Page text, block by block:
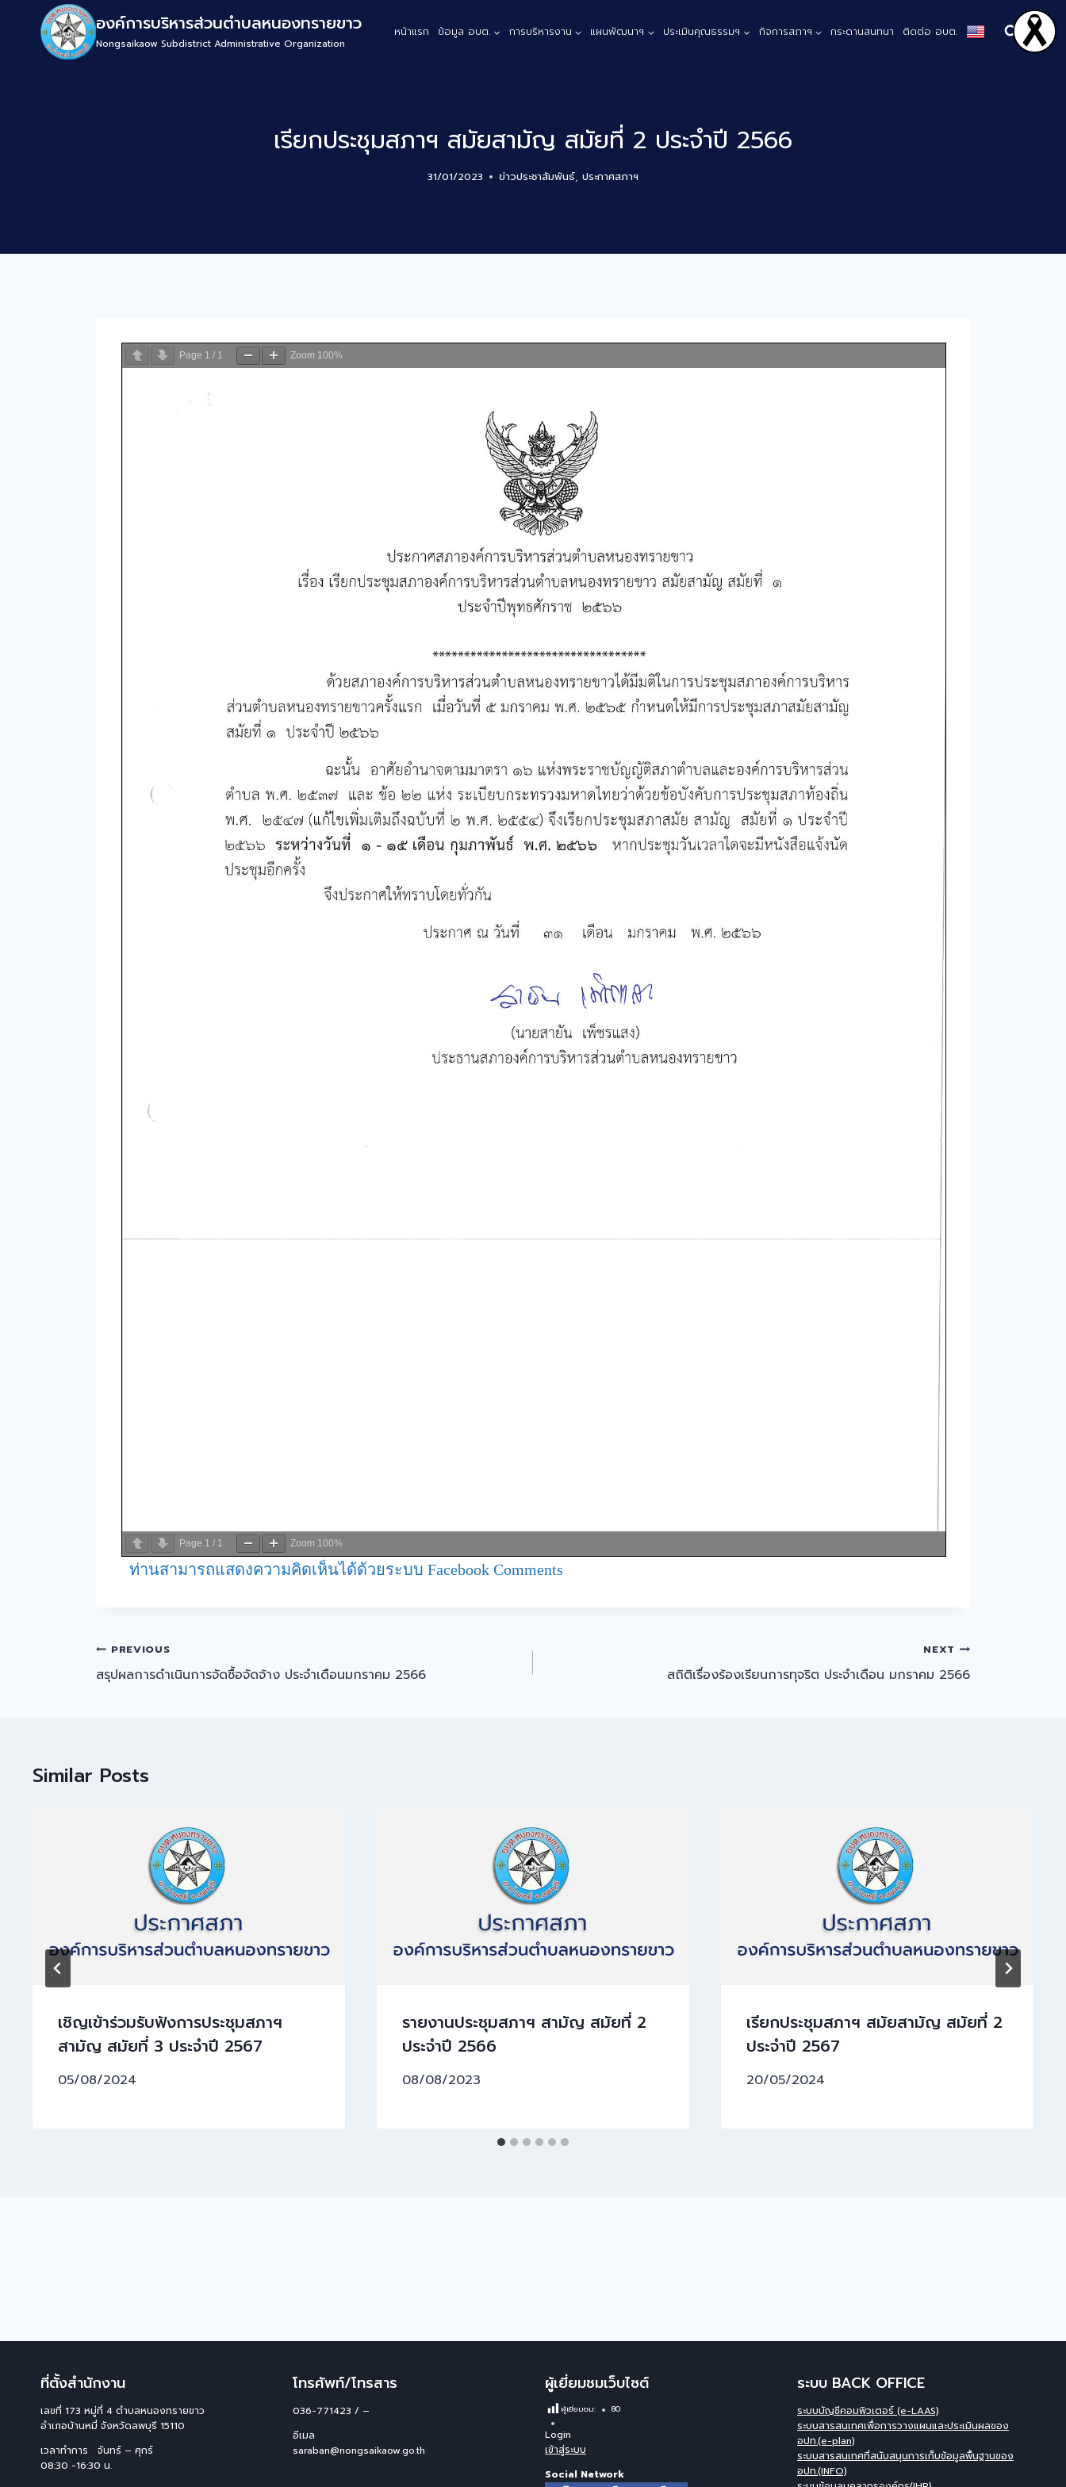
องค์การบริหารส่วนตำบลหนองทรายขาว
Nongsaikaow Subdistrict Administrative Organization
หน้าแรก ข้อมูล อบต. การบริหารงาน แผนพัฒนาฯ ประเมินคุณธรรมฯ กิจการสภาฯ กระดานสนทนา ติดต่อ อบต.
เรียกประชุมสภาฯ สมัยสามัญ สมัยที่ 2 ประจำปี 2566
31/01/2023 ข่าวประชาสัมพันธ์, ประกาศสภาฯ
Page 1 / 1 Zoom 100%
Page 1 / 1 Zoom 100%
ท่านสามารถแสดงความคิดเห็นได้ด้วยระบบ Facebook Comments
PREVIOUS
สรุปผลการดำเนินการจัดซื้อจัดจ้าง ประจำเดือนมกราคม 2566
NEXT
สถิติเรื่องร้องเรียนการทุจริต ประจำเดือน มกราคม 2566
Similar Posts
เชิญเข้าร่วมรับฟังการประชุมสภาฯ
สามัญ สมัยที่ 3 ประจำปี 2567
05/08/2024
รายงานประชุมสภาฯ สามัญ สมัยที่ 2
ประจำปี 2566
08/08/2023
เรียกประชุมสภาฯ สมัยสามัญ สมัยที่ 2
ประจำปี 2567
20/05/2024
ที่ตั้งสำนักงาน
เลขที่ 173 หมู่ที่ 4 ตําบลหนองทรายขาว
อําเภอบ้านหมี่ จังหวัดลพบุรี 15110
เวลาทำการ จันทร์ – ศุกร์
08:30 -16:30 น.
โทรศัพท์/โทรสาร
036-771423 / –
อีเมล
saraban@nongsaikaow.go.th
ผู้เยี่ยมชมเว็บไซต์
ผู้เยี่ยมชม: 80
Login
เข้าสู่ระบบ
Social Network
ระบบ BACK OFFICE
ระบบบัญชีคอมพิวเตอร์ (e-LAAS)
ระบบสารสนเทศเพื่อการวางแผนและประเมินผลของ
อปท.(e-plan)
ระบบสารสนเทศที่สนับสนุนการเก็บข้อมูลพื้นฐานของ
อปท.(INFO)